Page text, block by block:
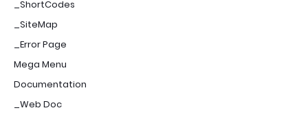
_ShortCodes
_SiteMap
_Error Page
Mega Menu
Documentation
_Web Doc